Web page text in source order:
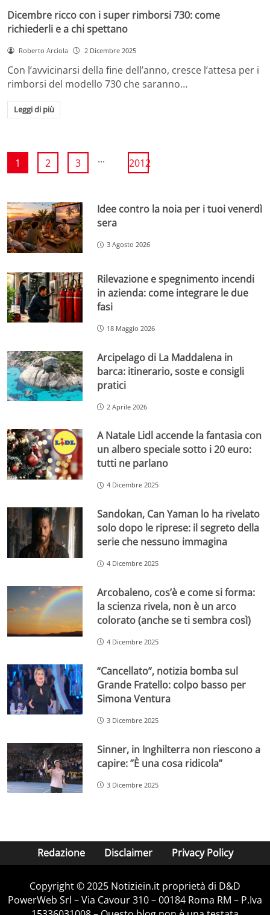
Dicembre ricco con i super rimborsi 730: come
richiederli e a chi spettano
Roberto Arciola 2 Dicembre 2025
Con l’avvicinarsi della fine dell’anno, cresce l’attesa per i
rimborsi del modello 730 che saranno…
Leggi di più
1 2 3 ... 2012
Idee contro la noia per i tuoi venerdì
sera
3 Agosto 2026
Rilevazione e spegnimento incendi
in azienda: come integrare le due
fasi
18 Maggio 2026
Arcipelago di La Maddalena in
barca: itinerario, soste e consigli
pratici
2 Aprile 2026
A Natale Lidl accende la fantasia con
un albero speciale sotto i 20 euro:
tutti ne parlano
4 Dicembre 2025
Sandokan, Can Yaman lo ha rivelato
solo dopo le riprese: il segreto della
serie che nessuno immagina
4 Dicembre 2025
Arcobaleno, cos’è e come si forma:
la scienza rivela, non è un arco
colorato (anche se ti sembra così)
4 Dicembre 2025
“Cancellato”, notizia bomba sul
Grande Fratello: colpo basso per
Simona Ventura
3 Dicembre 2025
Sinner, in Inghilterra non riescono a
capire: ”È una cosa ridicola”
3 Dicembre 2025
Redazione Disclaimer Privacy Policy
Copyright © 2025 Notiziein.it proprietà di D&D
PowerWeb Srl – Via Cavour 310 – 00184 Roma RM – P.Iva